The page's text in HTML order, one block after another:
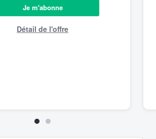
Je m'abonne
Détail de l'offre